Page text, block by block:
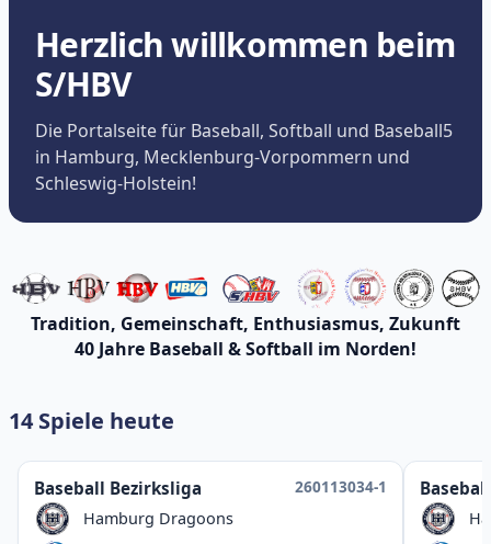
Herzlich willkommen beim
S/HBV
Die Portalseite für Baseball, Softball und Baseball5
in Hamburg, Mecklenburg-Vorpommern und
Schleswig-Holstein!
Tradition, Gemeinschaft, Enthusiasmus, Zukunft
40 Jahre Baseball & Softball im Norden!
14 Spiele heute
Baseball Bezirksliga
260113034-1
Hamburg Dragoons